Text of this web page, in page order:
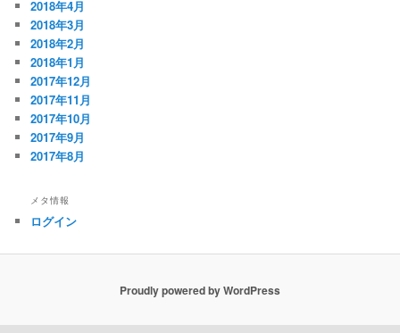
2018年4月
2018年3月
2018年2月
2018年1月
2017年12月
2017年11月
2017年10月
2017年9月
2017年8月
メタ情報
ログイン
Proudly powered by WordPress